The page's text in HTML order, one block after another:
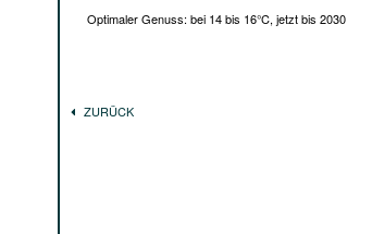
Optimaler Genuss: bei 14 bis 16°C, jetzt bis 2030
ZURÜCK